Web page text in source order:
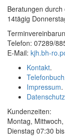
Beratungen
14tägig
Telefon: 07289/
E-Mail: kjh.bh-
Kontakt.
Telefonbuch
Impressum.
Datenschutz
Kundenzeiten:
Montag,
Dienstag 07:30